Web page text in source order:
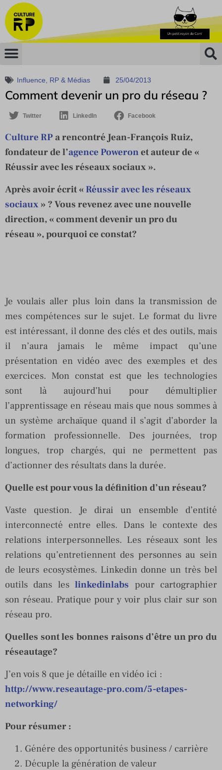
Influence RP & Médias 25/04/2013
Comment devenir un pro du réseau ?
Twitter LinkedIn Facebook
Culture RPa rencontré Jean-François Ruiz,
fondateur de l’agence Poweronet auteur de «
Réussir avec les réseaux sociaux ».
Après avoir écrit « Réussir avec les réseaux
sociaux » ? Vous revenez avec une nouvelle
direction, « comment devenir un pro du
réseau », pourquoi ce constat?
Je voulais aller plus loin dans la transmission de
mes compétences sur le sujet. Le format du livre
est intéressant, il donne des clés et des outils, mais
il n’aura jamais le même impact qu’une
présentation en vidéo avec des exemples et des
exercices. Mon constat est que les technologies
sont là aujourd’hui pour démultiplier
l’apprentissage en réseau mais que nous sommes à
un système archaïque quand il s’agit d’aborder la
formation professionnelle. Des journées, trop
longues, trop chargés, qui ne permettent pas
d’actionner des résultats dans la durée.
Quelle est pour vous la définition d’un réseau?
Vaste question. Je dirai un ensemble d’entité
interconnecté entre elles. Dans le contexte des
relations interpersonnelles. Les réseaux sont les
relations qu’entretiennent des personnes au sein
de leurs ecosystèmes. Linkedin donne un très bel
outils dans leslinkedinlabs pour cartographier
son réseau. Pratique pour y voir plus clair sur son
réseau pro.
Quelles sont les bonnes raisons d’être un pro du
réseautage?
J’en vois 8 que je détaille en vidéo ici :
http://www.reseautage-pro.com/5-etapes-
networking/
Pour résumer :
Génére des opportunités business / carrière
Décuple la génération de valeur